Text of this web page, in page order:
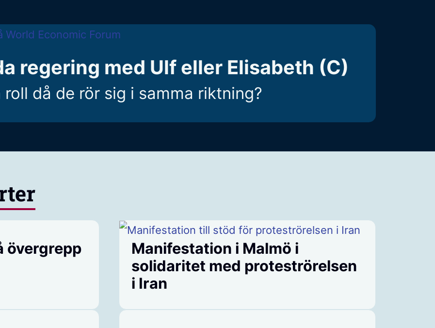
regering med Ulf eller Elisabeth (C)
då de rör sig i samma riktning?
övergrepp
Manifestation i Malmö i
solidaritet med proteströrelsen
i Iran